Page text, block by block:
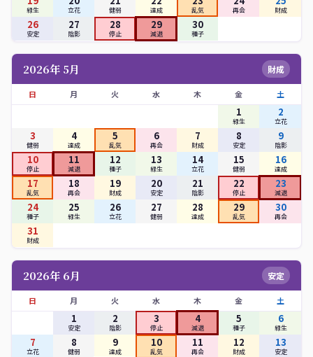
緑生 立花 健弱 達成 乱気 再会 財成
26
安定
27
陰影
28
停止
29
減退
30
種子
2026年 5月 財成
日 月 火 水 木 金 土
1
緑生
2
立花
3
健弱
4
達成
5
乱気
6
再会
7
財成
8
安定
9
陰影
10
停止
11
減退
12
種子
13
緑生
14
立花
15
健弱
16
達成
17
乱気
18
再会
19
財成
20
安定
21
陰影
22
停止
23
減退
24
種子
25
緑生
26
立花
27
健弱
28
達成
29
乱気
30
再会
31
財成
2026年 6月 安定
日 月 火 水 木 金 土
1
安定
2
陰影
3
停止
4
減退
5
種子
6
緑生
7
立花
8
健弱
9
達成
10
乱気
11
再会
12
財成
13
安定